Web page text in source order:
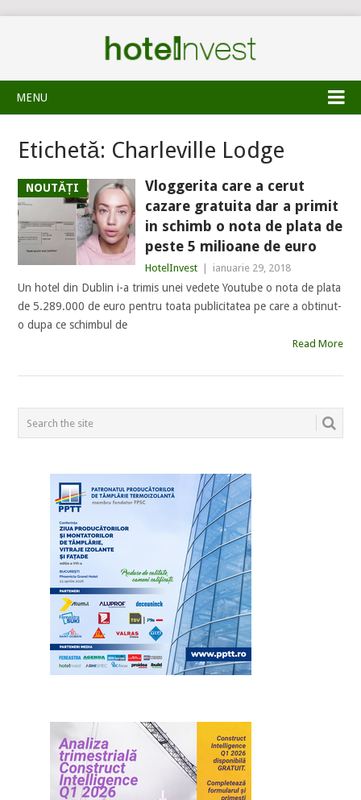
MENU
Etichetă: Charleville Lodge
NOUTĂȚI
Vloggerita care a cerut
cazare gratuita dar a primit
in schimb o nota de plata de
peste 5 milioane de euro
HotelInvest ianuarie 29, 2018
Un hotel din Dublin i-a trimis unei vedete Youtube o nota de plata
de 5.289.000 de euro pentru toata publicitatea pe care a obtinut-
o dupa ce schimbul de
Read More
POSTS
NAVIGATION